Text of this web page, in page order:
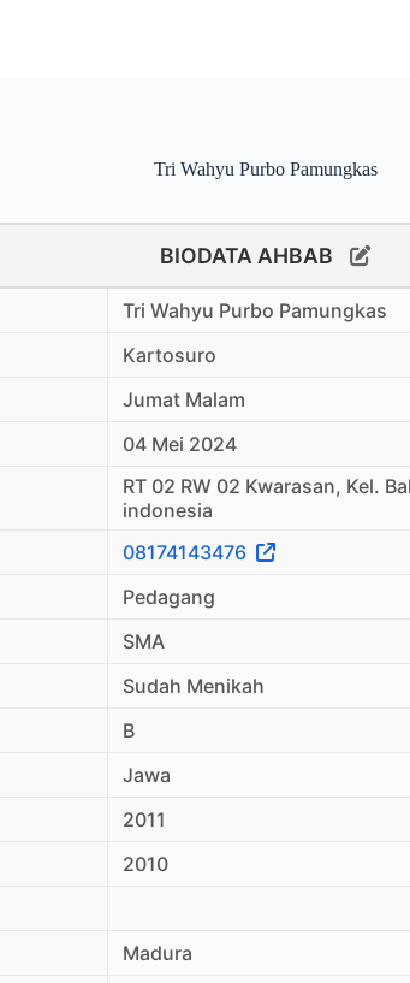
Tri Wahyu Purbo Pamungkas
BIODATA AHBAB
Tri Wahyu Purbo Pamungkas
Kartosuro
Jumat Malam
04 Mei 2024
RT 02 RW 02 Kwarasan, Kel.
indonesia
08174143476
Pedagang
SMA
Sudah Menikah
B
Jawa
2011
2010
Madura